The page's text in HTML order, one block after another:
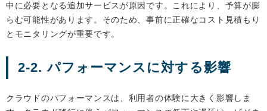
中に必要となる追加サービスが原因です。これにより、予算が膨
らむ可能性があります。そのため、事前に正確なコスト見積もり
とモニタリングが重要です。
2-2. パフォーマンスに対する影響
クラウドのパフォーマンスは、利用者の体験に大きく影響しま